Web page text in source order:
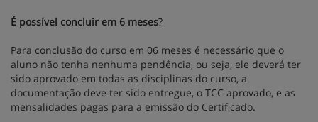
É possível concluir em 6 meses?
Para conclusão do curso em 06 meses é necessário que o
aluno não tenha nenhuma pendência, ou seja, ele deverá ter
sido aprovado em todas as disciplinas do curso, a
documentação deve ter sido entregue, o TCC aprovado, e as
mensalidades pagas para a emissão do Certificado.